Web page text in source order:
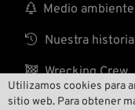
Utilizamos cookies para
sitio web. Para obtener
 Medio
 Nuestra historia
 Wrecking Crew